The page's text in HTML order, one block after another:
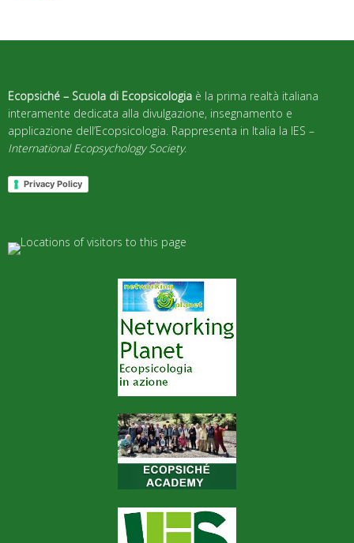
Ecopsiché – Scuola di Ecopsicologia è la prima realtà italiana
interamente dedicata alla divulgazione, insegnamento e
applicazione dell’Ecopsicologia. Rappresenta in Italia la IES –
International Ecopsychology Society.
Privacy Policy